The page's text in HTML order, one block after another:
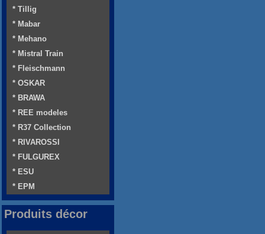
* Tillig
* Mabar
* Mehano
* Mistral Train
* Fleischmann
* OSKAR
* BRAWA
* REE modeles
* R37 Collection
* RIVAROSSI
* FULGUREX
* ESU
* EPM
Produits décor